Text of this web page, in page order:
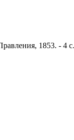
1853. - 4